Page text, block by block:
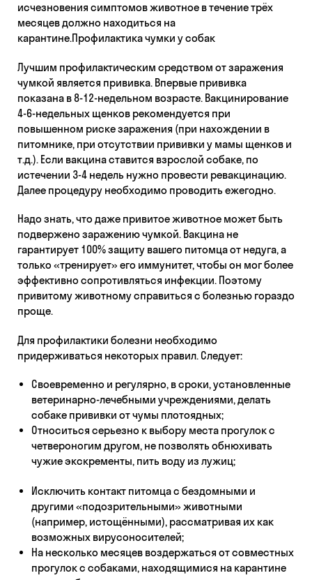
исчезновения симптомов животное в течение трёх
месяцев должно находиться на
карантине.Профилактика чумки у собак
Лучшим профилактическим средством от заражения
чумкой является прививка. Впервые прививка
показана в 8-12-недельном возрасте. Вакцинирование
4-6-недельных щенков рекомендуется при
повышенном риске заражения (при нахождении в
питомнике, при отсутствии прививки у мамы щенков и
т.д.). Если вакцина ставится взрослой собаке, по
истечении 3-4 недель нужно провести ревакцинацию.
Далее процедуру необходимо проводить ежегодно.
Надо знать, что даже привитое животное может быть
подвержено заражению чумкой. Вакцина не
гарантирует 100% защиту вашего питомца от недуга, а
только «тренирует» его иммунитет, чтобы он мог более
эффективно сопротивляться инфекции. Поэтому
привитому животному справиться с болезнью гораздо
проще.
Для профилактики болезни необходимо
придерживаться некоторых правил. Следует:
Своевременно и регулярно, в сроки, установленные
ветеринарно-лечебными учреждениями, делать
собаке прививки от чумы плотоядных;
Относиться серьезно к выбору места прогулок с
четвероногим другом, не позволять обнюхивать
чужие экскременты, пить воду из лужиц;
Исключить контакт питомца с бездомными и
другими «подозрительными» животными
(например, истощёнными), рассматривая их как
возможных вирусоносителей;
На несколько месяцев воздержаться от совместных
прогулок с собаками, находящимися на карантине